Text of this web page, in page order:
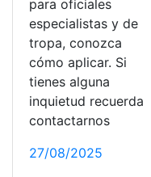
para oficiales
especialistas y de
tropa, conozca
cómo aplicar. Si
tienes alguna
inquietud recuerda
contactarnos
27/08/2025